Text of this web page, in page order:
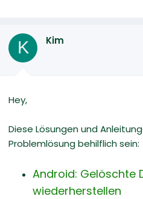
K Kim
Hey,
Diese Lösungen und
Problemlösung behilflich sein:
Android: Gelöschte
wiederherstellen